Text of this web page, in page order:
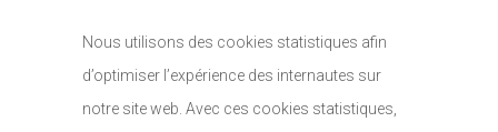
Nous utilisons des cookies statistiques afin
d’optimiser l’expérience des internautes sur
notre site web. Avec ces cookies statistiques,